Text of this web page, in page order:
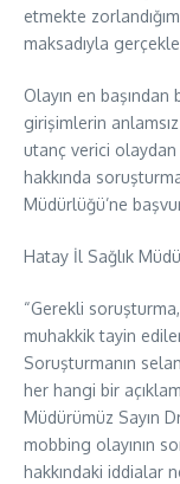
etmekte
maksadıyla
Olayın en
girişimlerin
utanç verici olaydan
hakkında
Müdürlüğü’ne
Hatay İl Sağlık
“Gerekli
muhakkik tayin
Soruşturmanın
her hangi bir
Müdürümüz Sayın
mobbing olayının
hakkındaki iddialar